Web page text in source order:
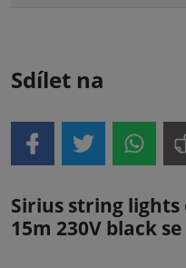
Sdílet na
Sirius string
15m 230V black